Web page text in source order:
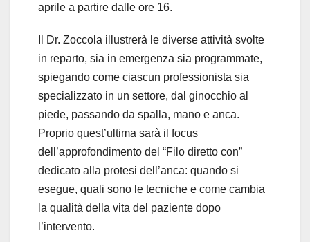
aprile a partire dalle ore 16.
Il Dr. Zoccola illustrerà le diverse attività svolte
in reparto, sia in emergenza sia programmate,
spiegando come ciascun professionista sia
specializzato in un settore, dal ginocchio al
piede, passando da spalla, mano e anca.
Proprio quest’ultima sarà il focus
dell’approfondimento del “Filo diretto con”
dedicato alla protesi dell’anca: quando si
esegue, quali sono le tecniche e come cambia
la qualità della vita del paziente dopo
l’intervento.